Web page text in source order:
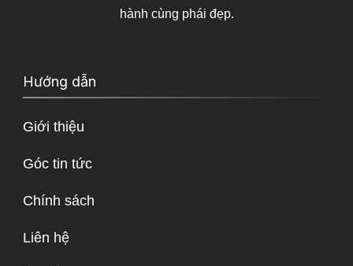
hành cùng phái đẹp.
Hướng dẫn
Giới thiệu
Góc tin tức
Chính sách
Liên hệ